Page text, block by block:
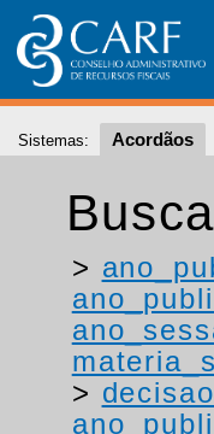
Sistemas: Acordãos
>
>